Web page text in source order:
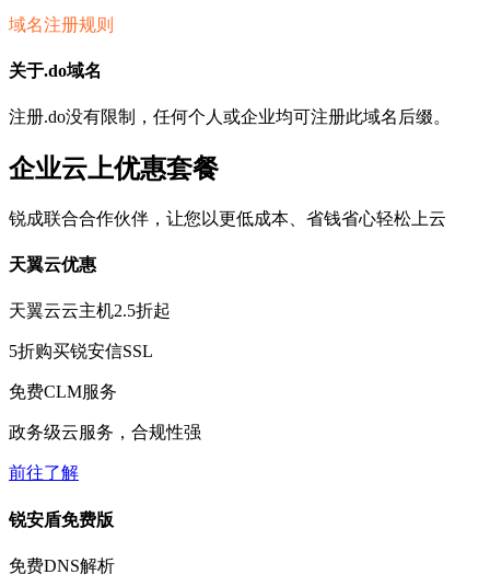
域名注册规则
关于.do域名
注册.do没有限制，任何个人或企业均可注册此域名后缀。
企业云上优惠套餐
锐成联合合作伙伴，让您以更低成本、省钱省心轻松上云
天翼云优惠
天翼云云主机2.5折起
5折购买锐安信SSL
免费CLM服务
政务级云服务，合规性强
前往了解
锐安盾免费版
免费DNS解析